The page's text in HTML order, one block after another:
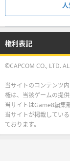
権利表記
©CAPCOM CO., LTD.
当サイトのコンテンツ
権は、当該ゲームの提供
当サイトはGame8編集
当サイトが掲載してい
ております。